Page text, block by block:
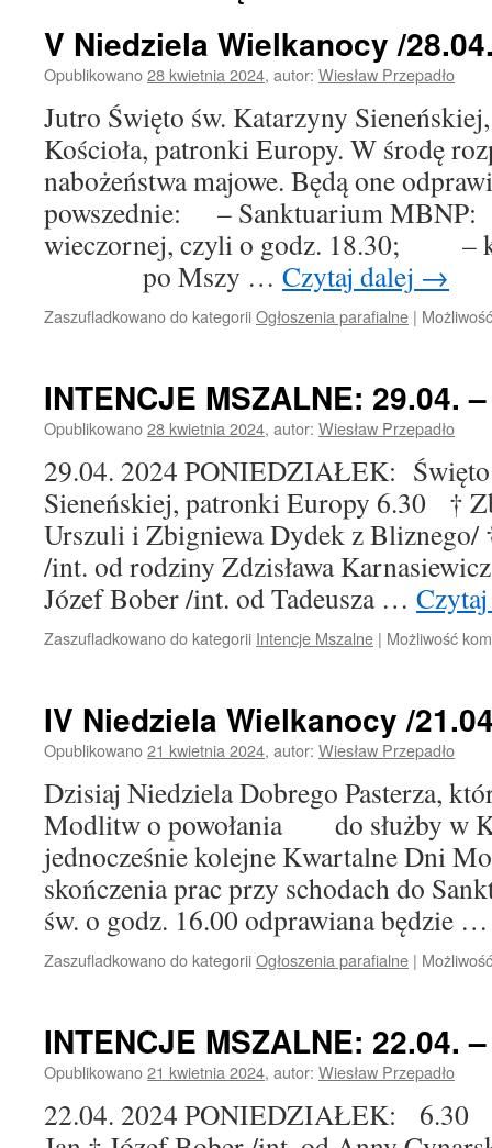
V Niedziela Wielkanocy /
Opublikowano28 kwietnia 2024, autor: Wiesław Przepadło
Jutro Święto św. Katarzyny
Kościoła, patronki Europy. W środę
nabożeństwa majowe. Będą one
powszednie: – Sanktuarium
wieczornej, czyli o godz. 18.30; –
po Mszy … Czytaj dalej →
Zaszufladkowano do kategoriiOgłoszenia parafialne |
INTENCJE MSZALNE: 29.04.
Opublikowano28 kwietnia 2024, autor: Wiesław Przepadło
29.04. 2024 PONIEDZIAŁEK: Święto
Sieneńskiej, patronki Europy 6.30 †
Urszuli i Zbigniewa Dydek z
/int. od rodziny Zdzisława
Józef Bober /int. od Tadeusza …
Zaszufladkowano do kategorii Intencje Mszalne | Możliwość
IV Niedziela Wielkanocy /
Opublikowano21 kwietnia 2024, autor: Wiesław Przepadło
Dzisiaj Niedziela Dobrego Pasterza,
Modlitw o powołania do służby w
jednocześnie kolejne Kwartalne Dni
skończenia prac przy schodach do
św. o godz. 16.00 odprawiana będzie
Zaszufladkowano do kategoriiOgłoszenia parafialne |
INTENCJE MSZALNE: 22.04.
Opublikowano21 kwietnia 2024, autor: Wiesław Przepadło
22.04. 2024 PONIEDZIAŁEK: 6.30 †